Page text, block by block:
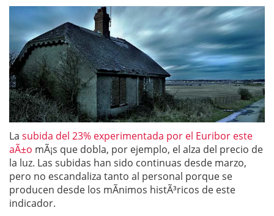
La subida del 23% experimentada por el Euribor este
aÃ±o mÃ¡s que dobla, por ejemplo, el alza del precio de
la luz. Las subidas han sido continuas desde marzo,
pero no escandaliza tanto al personal porque se
producen desde los mÃ­nimos histÃ³ricos de este
indicador.